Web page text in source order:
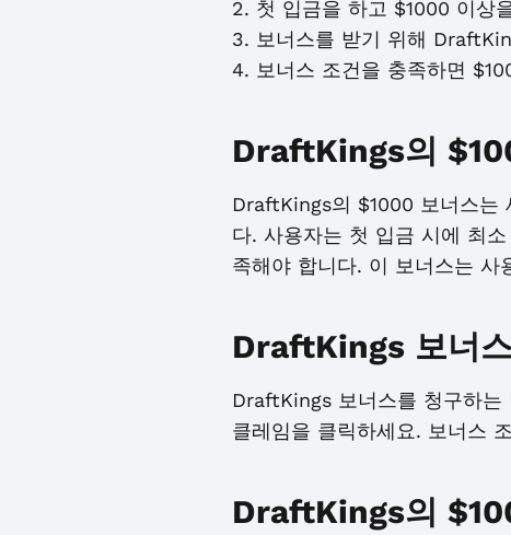
2. 첫 입금을 하고 $1000 이상
3. 보너스를 받기 위해
4. 보너스 조건을 충족하면
DraftKings의
DraftKings의 $1000 보너스는
다. 사용자는 첫 입금 시에 최
족해야 합니다. 이 보너스는
DraftKings 보너
DraftKings 보너스를 청구하
클레임을 클릭하세요. 보너스
DraftKings의